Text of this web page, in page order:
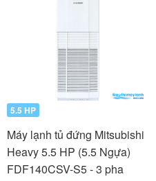
5.5 HP
Máy lạnh tủ đứng Mitsubishi
Heavy 5.5 HP (5.5 Ngựa)
FDF140CSV-S5 - 3 pha